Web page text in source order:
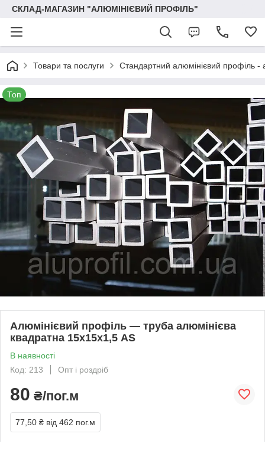
СКЛАД-МАГАЗИН "АЛЮМІНІЄВИЙ ПРОФІЛЬ"
Товари та послуги Стандартний алюмінієвий профіль -
Топ
Алюмінієвий профіль — труба алюмінієва
квадратна 15х15х1,5 AS
В наявності
Код: 213
Опт і роздріб
80 ₴/пог.м
77,50 ₴ від 462 пог.м